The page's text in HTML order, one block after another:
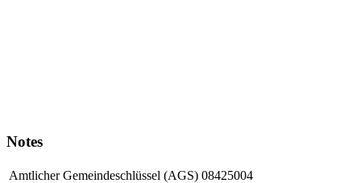
Notes
Amtlicher Gemeindeschlüssel (AGS) 08425004